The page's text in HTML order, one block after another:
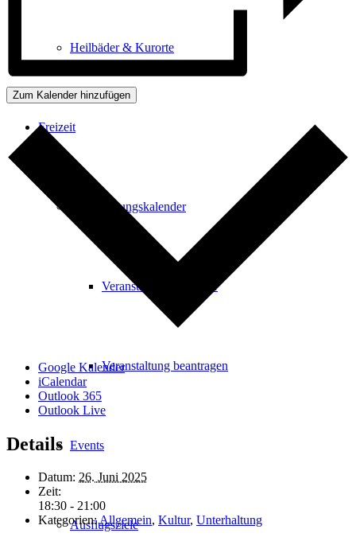
Heilbäder & Kurorte
Freizeit
Veranstaltungskalender
Veranstaltungskalender
Veranstaltung beantragen
Events
Ausflugsziele
Zum Kalender hinzufügen
Google Kalender
iCalendar
Outlook 365
Outlook Live
Details
Datum: 26. Juni 2025
Zeit:
18:30 - 21:00
Kategorien:Allgemein, Kultur, Unterhaltung